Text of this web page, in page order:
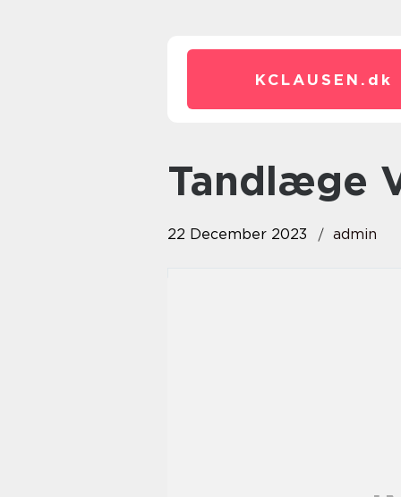
KCLAUSEN. dk
tandlæge
22 December 2023 admin